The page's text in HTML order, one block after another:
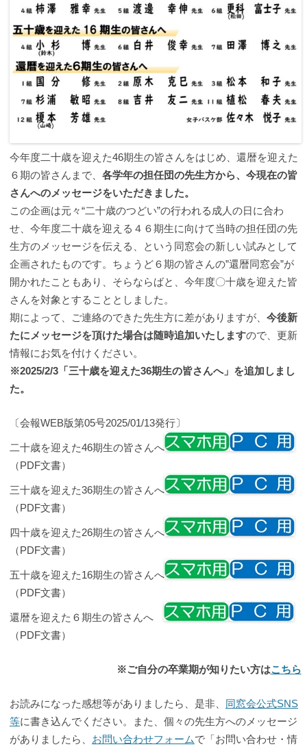
今年度二十歳を迎えた46期生の皆さんをはじめ、還暦を迎えた
６期の皆さんまで、 各学年の担任団の先生方から、今現在の皆
さんへのメッセージをいただきました。
この企画は元々“二十歳のつどい”の行われる成人の日に合わ
せ、今年度二十歳を迎える４６期生に向けて当時の担任団の先
生方のメッセージを伝える、という同窓会の新しい試みとして
企画されたものです。ちょうど６期の皆さんの”還暦同窓会”が
開かれたこともあり、そらならばと、今年度〇十歳を迎えた皆
さんを対象とすることとしました。
期によって、ご連絡のできた先生方に差がありますが、 今後新
たにメッセージを頂けた場合は随時追加いたしますので、更新
情報にお気を付けください。
※2025/2/3「三十歳を迎えた36期生の皆さんへ」を追加しまし
た。
〔会報WEB版第05号2025/01/13発行〕
二十歳を迎えた46期生の皆さんへ
（PDF文書）
三十歳を迎えた36期生の皆さんへ
（PDF文書）
四十歳を迎えた26期生の皆さんへ
（PDF文書）
五十歳を迎えた16期生の皆さんへ
（PDF文書）
還暦を迎えた６期生の皆さんへ
（PDF文書）
※ご自分の卒業期が知りたい方はこちら
お読みになった感想等がありましたら、是非、 同窓会公式SNS
等に書き込んでください。また、個々の先生方へのメッセージ
がありましたら、 お問い合わせフォームで「お問い合わせ・情